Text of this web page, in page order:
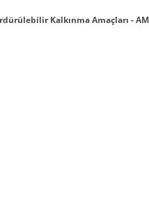
Kalkınma Amaçları -